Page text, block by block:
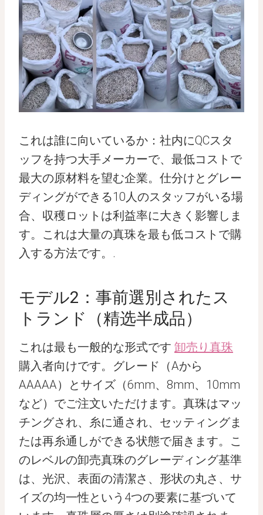
これは誰に向いているか：社内にQCスタ
ッフを持つ大手メーカーで、最低コストで
最大の原材料を望む企業。仕分けとグレー
ディングができる10人のスタッフがいる場
合、収穫ロットは利益率に大きく影響しま
す。これは大量の真珠を最も低コストで購
入する方法です。.
モデル2：事前選別されたス
トランド（精选半成品）
これは最も一般的な形式です 卸売り真珠
購入者向けです。グレード（Aから
AAAAA）とサイズ（6mm、8mm、10mm
など）でご注文いただけます。真珠はマッ
チングされ、糸に通され、セッティングま
たは再糸通しができる状態で届きます。こ
のレベルの卸売真珠のグレーディング基準
は、光沢、表面の清潔さ、形状の丸さ、サ
イズの均一性という4つの要素に基づいて